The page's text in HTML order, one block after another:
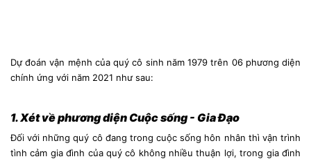
Dự đoán vận mệnh của quý cô sinh năm 1979 trên 06 phương diện
chính ứng với năm 2021 như sau:
1. Xét về phương diện Cuộc sống - Gia Đạo
Đối với những quý cô đang trong cuộc sống hôn nhân thì vận trình
tình cảm gia đình của quý cô không nhiều thuận lợi, trong gia đình